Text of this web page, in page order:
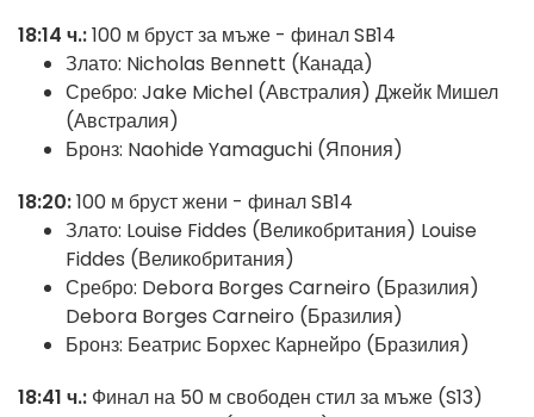
18:14 ч.:100 м бруст за мъже - финал SB14
Злато: Nicholas Bennett (Канада)
Сребро: Jake Michel (Австралия) Джейк Мишел
(Австралия)
Бронз: Naohide Yamaguchi (Япония)
18:20:100 м бруст жени - финал SB14
Злато: Louise Fiddes (Великобритания) Louise
Fiddes (Великобритания)
Сребро: Debora Borges Carneiro (Бразилия)
Debora Borges Carneiro (Бразилия)
Бронз: Беатрис Борхес Карнейро (Бразилия)
18:41 ч.: Финал на 50 м свободен стил за мъже (S13)